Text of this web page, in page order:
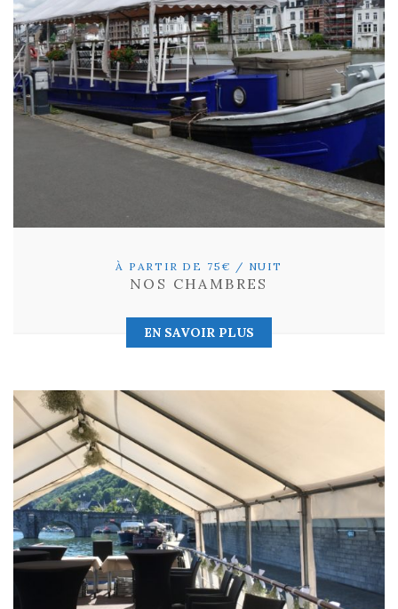
À PARTIR DE 75€ / NUIT
NOS CHAMBRES
EN SAVOIR PLUS